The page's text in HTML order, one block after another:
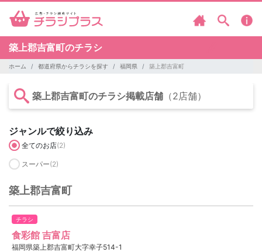
築上郡吉富町のチラシ
ホーム 都道府県からチラシを探す 福岡県 築上郡吉富町
築上郡吉富町のチラシ掲載店舗 （2店舗）
ジャンルで絞り込み
全てのお店(2)
スーパー(2)
築上郡吉富町
チラシ
食彩館 吉富店
福岡県築上郡吉富町大字幸子514-1